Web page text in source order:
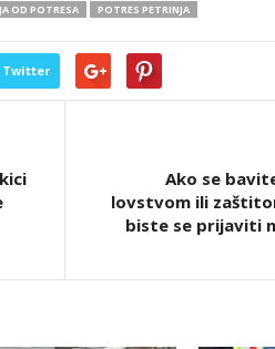
OD POTRESA POTRES PETRINJA
Twitter
Ako se
lovstvom ili
biste se prijaviti